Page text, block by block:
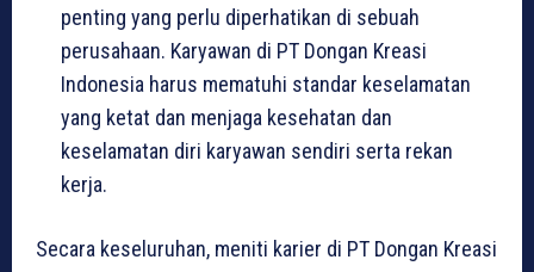
penting yang perlu diperhatikan di sebuah
perusahaan. Karyawan di PT Dongan Kreasi
Indonesia harus mematuhi standar keselamatan
yang ketat dan menjaga kesehatan dan
keselamatan diri karyawan sendiri serta rekan
kerja.
Secara keseluruhan, meniti karier di PT Dongan Kreasi